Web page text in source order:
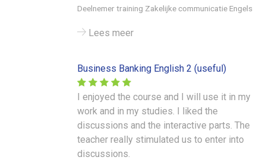
Deelnemer training Zakelijke communicatie Engels
Lees meer
Business Banking English 2 (useful)
I enjoyed the course and I will use it in my
work and in my studies. I liked the
discussions and the interactive parts. The
teacher really stimulated us to enter into
discussions.